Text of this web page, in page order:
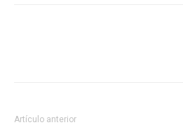
Artículo anterior